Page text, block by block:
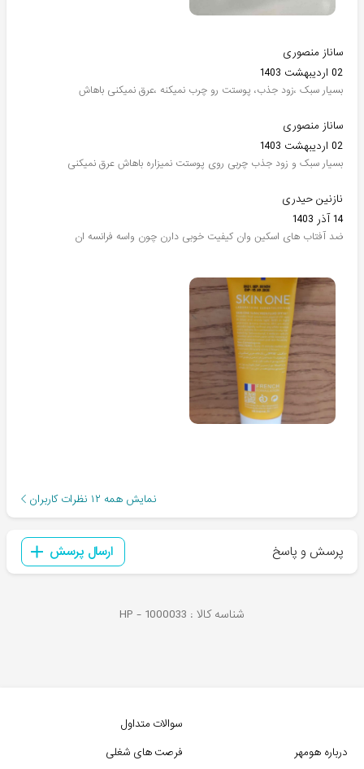
ساناز منصوری
02 اردیبهشت 1403
بسیار سبک ،زود جذب، پوستت رو چرب نمیکنه ،عرق نمیکنی باهاش
ساناز منصوری
02 اردیبهشت 1403
بسیار سبک و زود جذب چربی روی پوستت نمیزاره باهاش عرق نمیکنی
نازنین حیدری
14 آذر 1403
ضد آفتاب های اسکین وان کیفیت خوبی دارن چون واسه فرانسه ان
نمایش همه ۱۲ نظرات کاربران
پرسش و پاسخ ارسال پرسش
شناسه کالا : HP - 1000033
درباره هومهر
سوالات متداول
فرصت های شغلی